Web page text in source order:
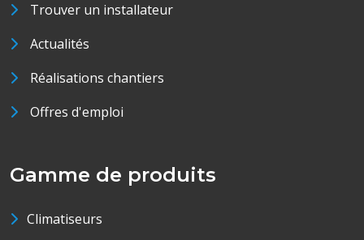
Trouver un installateur
Actualités
Réalisations chantiers
Offres d'emploi
Gamme de produits
Climatiseurs